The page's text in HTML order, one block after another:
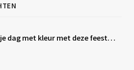
dag met kleur met deze feestelijke bietensmoothie